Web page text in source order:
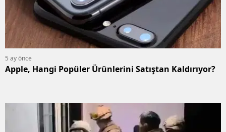
5 ay önce
Apple, Hangi Popüler Ürünlerini Satıştan Kaldırıyor?